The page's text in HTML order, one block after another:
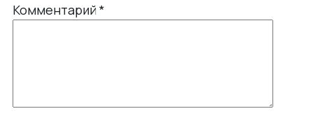
Комментарий*